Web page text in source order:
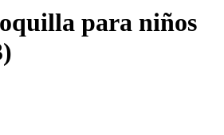
para niños
)